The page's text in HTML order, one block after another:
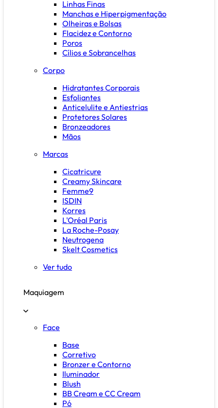
Linhas Finas
Manchas e Hiperpigmentação
Olheiras e Bolsas
Flacidez e Contorno
Poros
Cílios e Sobrancelhas
Corpo
Hidratantes Corporais
Esfoliantes
Anticelulite e Antiestrias
Protetores Solares
Bronzeadores
Mãos
Marcas
Cicatricure
Creamy Skincare
Femme9
ISDIN
Korres
L'Oréal Paris
La Roche-Posay
Neutrogena
Skelt Cosmetics
Ver tudo
Maquiagem
Face
Base
Corretivo
Bronzer e Contorno
Iluminador
Blush
BB Cream e CC Cream
Pó